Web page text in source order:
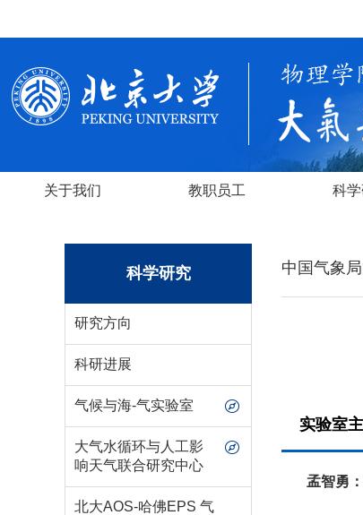
关于我们 教职员工 科
科学研究
研究方向
科研进展
气候与海-气实验室
大气水循环与人工影
响天气联合研究中心
北大AOS-哈佛EPS 气
中国气象
实验室
孟智勇：